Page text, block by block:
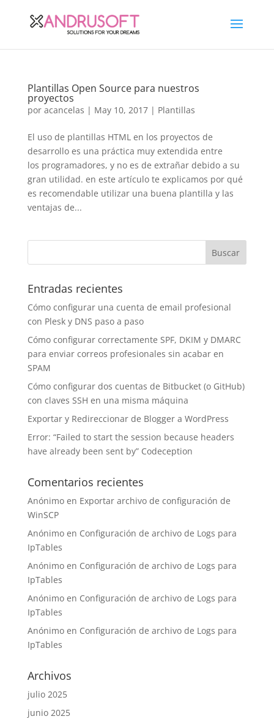
Plantillas Open Source para nuestros
proyectos
por acancelas | May 10, 2017| Plantillas
El uso de plantillas HTML en los proyectos de
desarrollo es una práctica muy extendida entre
los programadores, y no es de extrañar debido a su
gran utilidad. en este artículo te explicamos por qué
es recomendable utilizar una buena plantilla y las
ventajas de...
Entradas recientes
Cómo configurar una cuenta de email profesional
con Plesk y DNS paso a paso
Cómo configurar correctamente SPF, DKIM y DMARC
para enviar correos profesionales sin acabar en
SPAM
Cómo configurar dos cuentas de Bitbucket (o GitHub)
con claves SSH en una misma máquina
Exportar y Redireccionar de Blogger a WordPress
Error: “Failed to start the session because headers
have already been sent by” Codeception
Comentarios recientes
Anónimoen Exportar archivo de configuración de
WinSCP
Anónimoen Configuración de archivo de Logs para
IpTables
Anónimoen Configuración de archivo de Logs para
IpTables
Anónimoen Configuración de archivo de Logs para
IpTables
Anónimoen Configuración de archivo de Logs para
IpTables
Archivos
julio 2025
junio 2025